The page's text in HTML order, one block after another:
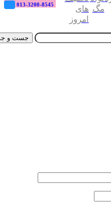
013-3200-8545
مگ های
امروز
جست و